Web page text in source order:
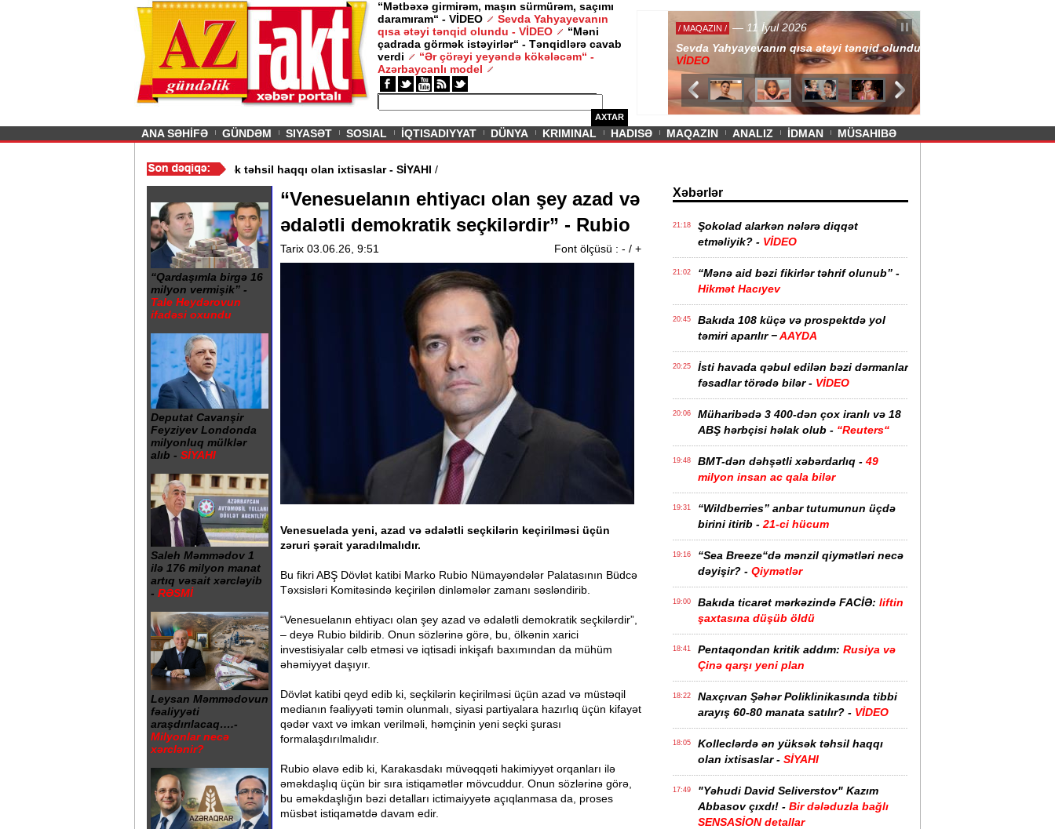
“Mətbəxə girmirəm, maşın sürmürəm, saçımı
daramıram“ - VİDEO
Sevda Yahyayevanın
qısa ətəyi tənqid olundu - VİDEO
“Məni
çadrada görmək istəyirlər“ - Tənqidlərə cavab
verdi
“Ər çörəyi yeyəndə kökələcəm“ -
Azərbaycanlı model
AXTAR
/ MAQAZIN /
— 11 İyul 2026
Sevda Yahyayevanın qısa ətəyi tənqid olundu -
VİDEO
Previous
ANA SƏHİFƏ GÜNDƏM SIYASƏT SOSIAL İQTISADIYYAT DÜNYA KRIMINAL HADISƏ MAQAZIN ANALIZ İDMAN MÜSAHIBƏ
80 manata satılır? - VİDEO/Kolleclərdə ən yüksək təhsil haqqı olan ixtisaslar - SİYAHI
“Qardaşımla birgə 16
milyon vermişik” -
Tale Heydərovun
ifadəsi oxundu
Deputat Cavanşir
Feyziyev Londonda
milyonluq mülklər
alıb - SİYAHI
Saleh Məmmədov 1
ilə 176 milyon manat
artıq vəsait xərcləyib
- RƏSMİ
Leysan Məmmədovun
fəaliyyəti
araşdırılacaq….-
Milyonlar necə
xərclənir?
“Venesuelanın ehtiyacı olan şey azad və
ədalətli demokratik seçkilərdir” - Rubio
Tarix 03.06.26, 9:51 Font ölçüsü : - / +
Venesuelada yeni, azad və ədalətli seçkilərin keçirilməsi üçün
zəruri şərait yaradılmalıdır.
Bu fikri ABŞ Dövlət katibi Marko Rubio Nümayəndələr Palatasının Büdcə
Təxsisləri Komitəsində keçirilən dinləmələr zamanı səsləndirib.
“Venesuelanın ehtiyacı olan şey azad və ədalətli demokratik seçkilərdir”,
– deyə Rubio bildirib. Onun sözlərinə görə, bu, ölkənin xarici
investisiyalar cəlb etməsi və iqtisadi inkişafı baxımından da mühüm
əhəmiyyət daşıyır.
Dövlət katibi qeyd edib ki, seçkilərin keçirilməsi üçün azad və müstəqil
medianın fəaliyyəti təmin olunmalı, siyasi partiyalara hazırlıq üçün kifayət
qədər vaxt və imkan verilməli, həmçinin yeni seçki şurası
formalaşdırılmalıdır.
Rubio əlavə edib ki, Karakasdakı müvəqqəti hakimiyyət orqanları ilə
əməkdaşlıq üçün bir sıra istiqamətlər mövcuddur. Onun sözlərinə görə,
bu əməkdaşlığın bəzi detalları ictimaiyyətə açıqlanmasa da, proses
müsbət istiqamətdə davam edir.
Xəbərlər
21:18
Şokolad alarkən nələrə diqqət
etməliyik? - VİDEO
21:02
“Mənə aid bəzi fikirlər təhrif olunub” -
Hikmət Hacıyev
20:45
Bakıda 108 küçə və prospektdə yol
təmiri aparılır −AAYDA
20:25
İsti havada qəbul edilən bəzi dərmanlar
fəsadlar törədə bilər - VİDEO
20:06
Müharibədə 3 400-dən çox iranlı və 18
ABŞ hərbçisi həlak olub - “Reuters“
19:48 BMT-dən dəhşətli xəbərdarlıq - 49
milyon insan ac qala bilər
19:31
“Wildberries” anbar tutumunun üçdə
birini itirib - 21-ci hücum
19:16
“Sea Breeze“də mənzil qiymətləri necə
dəyişir? - Qiymətlər
19:00 Bakıda ticarət mərkəzində FACİƏ: liftin
şaxtasına düşüb öldü
18:41 Pentaqondan kritik addım: Rusiya və
Çinə qarşı yeni plan
18:22
Naxçıvan Şəhər Poliklinikasında tibbi
arayış 60-80 manata satılır? - VİDEO
18:05
Kolleclərdə ən yüksək təhsil haqqı
olan ixtisaslar - SİYAHI
17:49
"Yəhudi David Seliverstov" Kazım
Abbasov çıxdı! - Bir dələduzla bağlı
SENSASİON detallar